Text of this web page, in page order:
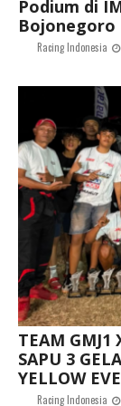
Podium di
Bojonegoro
Racing Indonesia
TEAM GMJ1
SAPU 3
YELLOW
Racing Indonesia